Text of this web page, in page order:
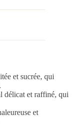
et sucrée, qui
délicat et raffiné, qui
et